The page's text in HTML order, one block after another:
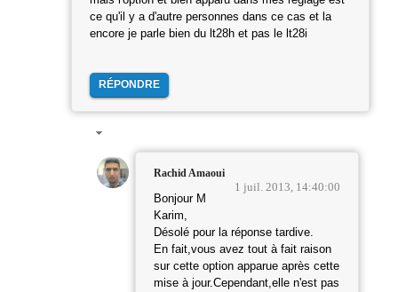
ce qu'il y a d'autre personnes dans ce cas et la
encore je parle bien du lt28h et pas le lt28i
RÉPONDRE
Rachid Amaoui
1 juil. 2013, 14:40:00
Bonjour M
Karim,
Désolé pour la réponse tardive.
En fait,vous avez tout à fait raison
sur cette option apparue après cette
mise à jour.Cependant,elle n'est pas